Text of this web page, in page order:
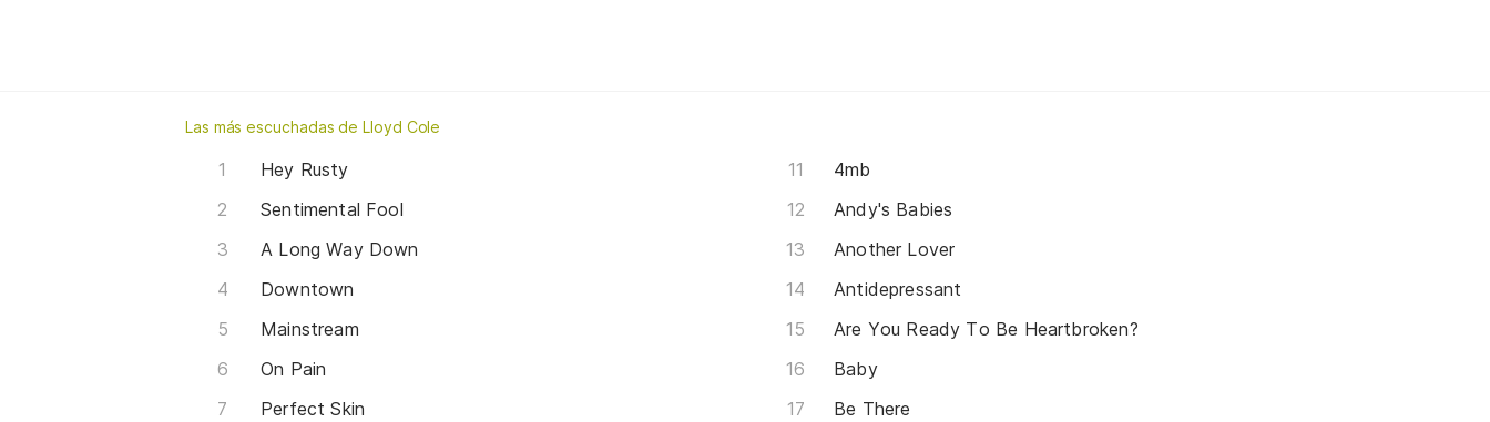
Las más escuchadas de Lloyd Cole
Hey Rusty
Sentimental Fool
A Long Way Down
Downtown
Mainstream
On Pain
Perfect Skin
4mb
Andy's Babies
Another Lover
Antidepressant
Are You Ready To Be Heartbroken?
Baby
Be There